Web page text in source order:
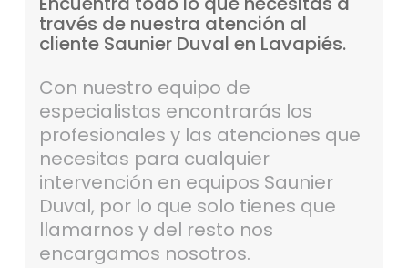
través de nuestra atención al
cliente Saunier Duval en Lavapiés.
Con nuestro equipo de
especialistas encontrarás los
profesionales y las atenciones que
necesitas para cualquier
intervención en equipos Saunier
Duval, por lo que solo tienes que
llamarnos y del resto nos
encargamos nosotros.